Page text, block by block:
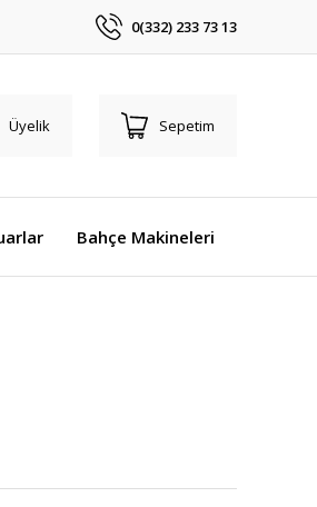
0(332) 233 73 13
Üyelik Sepetim
Bahçe Makineleri